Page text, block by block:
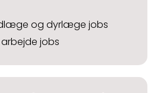
og dyrlæge jobs
jobs